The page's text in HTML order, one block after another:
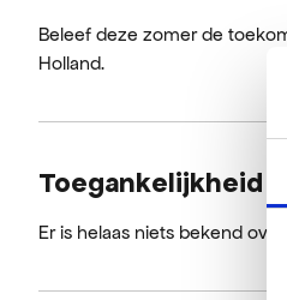
Beleef deze zomer de
Holland.
Toegankelijkheid
Er is helaas niets bekend